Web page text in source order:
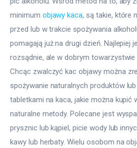
minimum objawy kaca, są takie, które
przed lub w trakcie spożywania
pomagają już na drugi dzień. Najlepiej
rozsądnie, ale w dobrym towarzystwie
Chcąc zwalczyć kac objawy można
spożywanie naturalnych produktów
tabletkami na kaca, jakie można kupić
naturalne metody. Polecane jest
prysznic lub kąpiel, picie wody lub
kawy lub herbaty. Wielu osobom na